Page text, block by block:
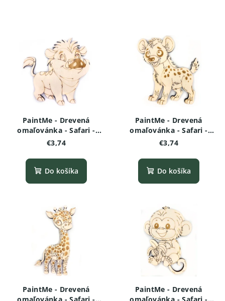
PaintMe - Drevená
omaľovánka - Safari -
Pumba (bradavičnaté
€3,74
Do košíka
PaintMe - Drevená
omaľovánka - Safari -
Hyena škvrnitá
€3,74
Do košíka
PaintMe - Drevená
omaľovánka - Safari -
PaintMe - Drevená
omaľovánka - Safari -